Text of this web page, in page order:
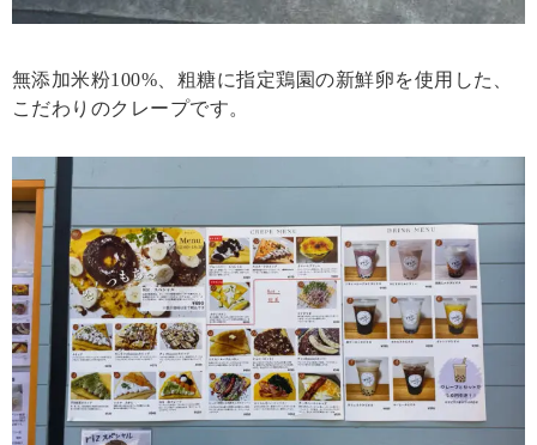
無添加米粉100%、粗糖に指定鶏園の新鮮卵を使用した、
こだわりのクレープです。